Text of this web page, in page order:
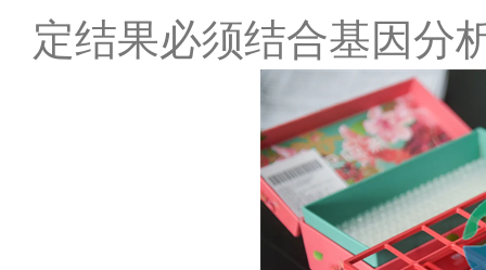
定结果必须结合基因分